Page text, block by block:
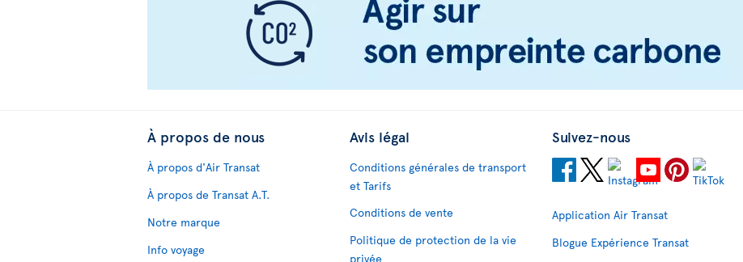
À propos de nous
À propos d'Air Transat
À propos de Transat A.T.
Notre marque
Info voyage
Avis légal
Conditions générales de transport
et Tarifs
Conditions de vente
Politique de protection de la vie
privée
Suivez-nous
Application Air Transat
Blogue Expérience Transat